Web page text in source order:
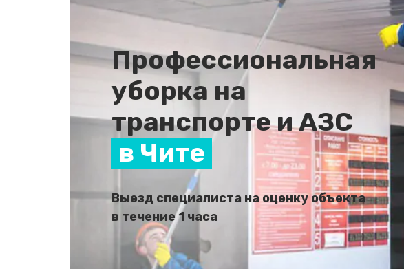
Профессиональная
уборка на
транспорте и АЗС
в Чите
Выезд специалиста на оценку объекта
в течение 1 часа